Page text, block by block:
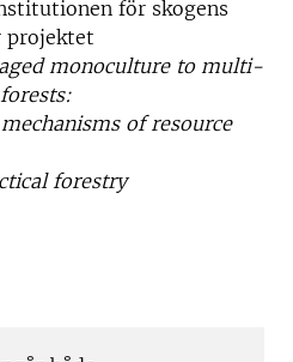
för skogens
projektet
monoculture to multi-
of resource
forestry